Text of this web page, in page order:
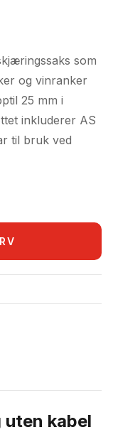
som
og vinranker
25 mm i
inkluderer AS
til bruk ved
kabel